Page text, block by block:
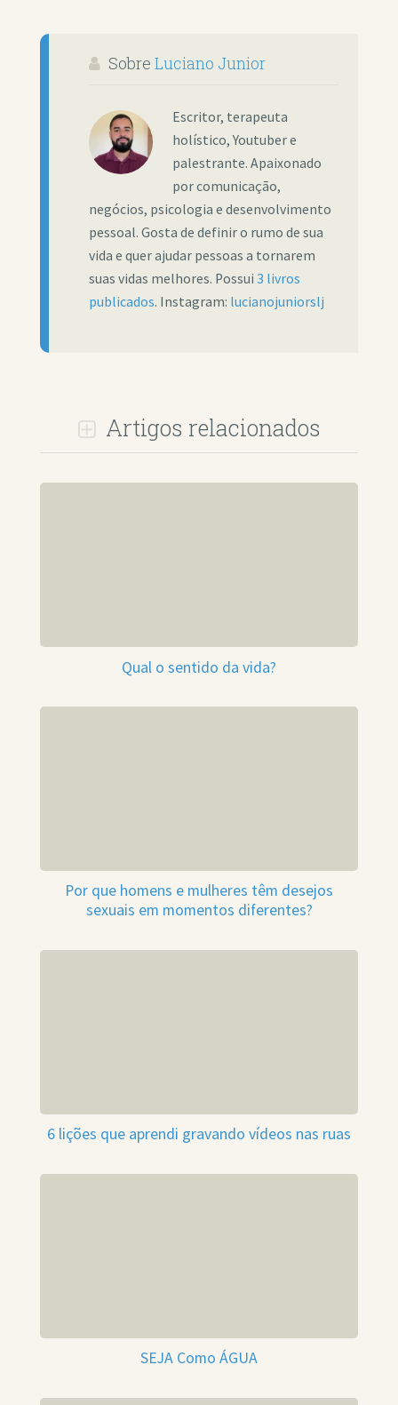
Sobre Luciano Junior
Escritor, terapeuta
holístico, Youtuber e
palestrante. Apaixonado
por comunicação,
negócios, psicologia e desenvolvimento
pessoal. Gosta de definir o rumo de sua
vida e quer ajudar pessoas a tornarem
suas vidas melhores. Possui 3 livros
publicados. Instagram: lucianojuniorslj
Artigos relacionados
Qual o sentido da vida?
Por que homens e mulheres têm desejos
sexuais em momentos diferentes?
6 lições que aprendi gravando vídeos nas ruas
SEJA Como ÁGUA